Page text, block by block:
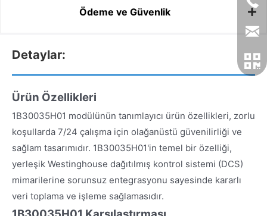
Ödeme ve Güvenlik
Detaylar:
Ürün Özellikleri
1B30035H01 modülünün tanımlayıcı ürün özellikleri, zorlu
koşullarda 7/24 çalışma için olağanüstü güvenilirliği ve
sağlam tasarımıdır. 1B30035H01'in temel bir özelliği,
yerleşik Westinghouse dağıtılmış kontrol sistemi (DCS)
mimarilerine sorunsuz entegrasyonu sayesinde kararlı
veri toplama ve işleme sağlamasıdır.